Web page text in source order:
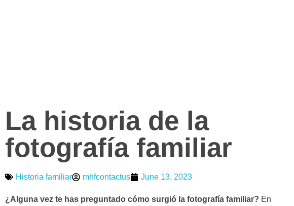
La historia de la
fotografía familiar
Historia familiar mhfcontactus June 13, 2023
¿Alguna vez te has preguntado cómo surgió la fotografía familiar? En